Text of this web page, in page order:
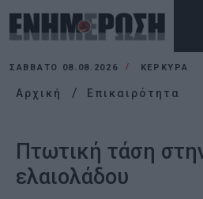
ΣΆΒΒΑΤΟ 08.08.2026 ΚΕΡΚΥΡΑ
Αρχική Επικαιρότητα
Πτωτική τάση
ελαιολάδου